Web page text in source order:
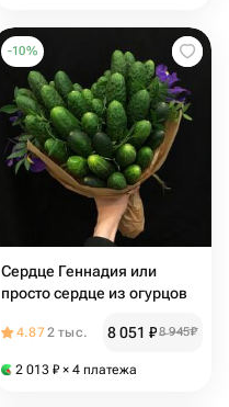
-10%
Сердце Геннадия или
просто сердце из огурцов
4.872 тыс. 8 051 ₽8 945₽
2 013 ₽ × 4 платежа